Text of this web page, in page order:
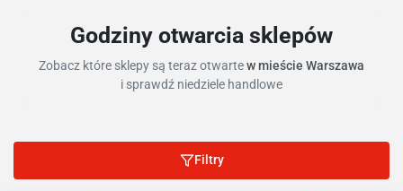
Godziny otwarcia sklepów
Zobacz które sklepy są teraz otwartew mieście Warszawa
i sprawdź niedziele handlowe
Filtry